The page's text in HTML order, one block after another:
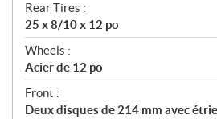
Rear Tires :
25 x 8/10 x 12 po
Wheels :
Acier de 12 po
Front :
Deux disques de 214 mm avec